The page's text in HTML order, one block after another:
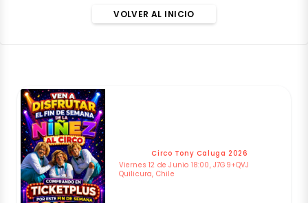
VOLVER AL INICIO
Circo Tony Caluga 2026
Viernes 12 de Junio 18:00, J7G9+QVJ
Quilicura, Chile